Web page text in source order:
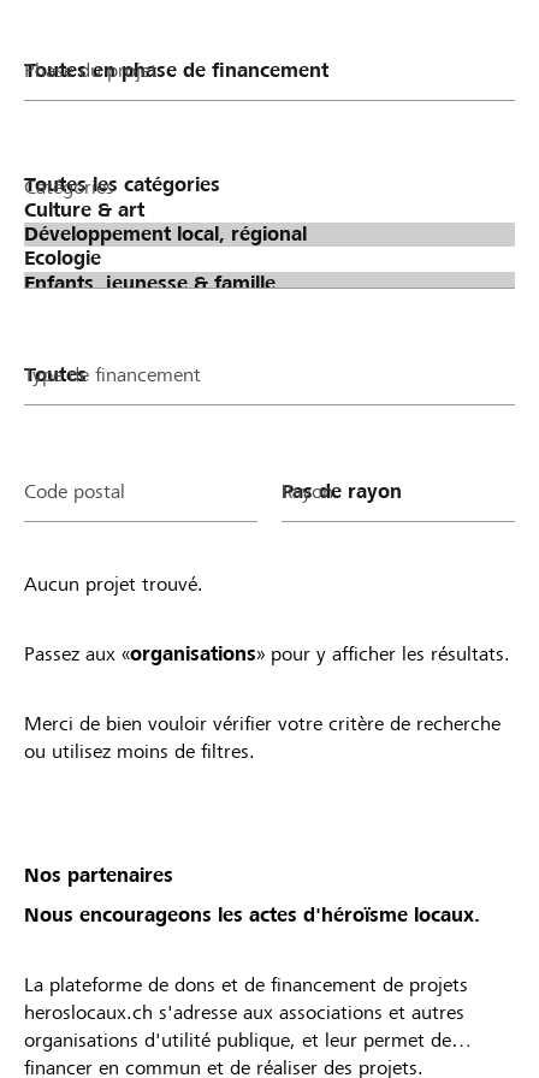
Phase du projet
Catégories
Type de financement
Code postal Rayon
Aucun projet trouvé.
Passez aux «organisations» pour y afficher les résultats.
Merci de bien vouloir vérifier votre critère de recherche
ou utilisez moins de filtres.
Nos partenaires
Nous encourageons les actes d'héroïsme locaux.
La plateforme de dons et de financement de projets
heroslocaux.ch s'adresse aux associations et autres
organisations d'utilité publique, et leur permet de
financer en commun et de réaliser des projets.